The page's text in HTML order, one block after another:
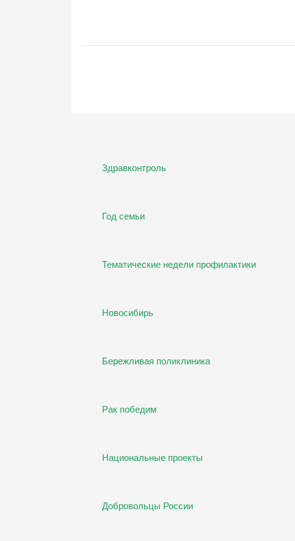
Здравконтроль
Год семьи
Тематические недели профилактики
Новосибирь
Бережливая поликлиника
Рак победим
Национальные проекты
Добровольцы России